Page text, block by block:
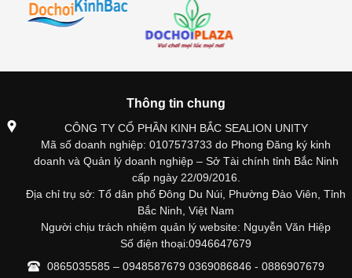
Thông tin chung
CÔNG TY CỔ PHẦN KINH BẮC SEALION UNITY
Mã số doanh nghiệp: 0107573733 do Phong Đăng ký kinh
doanh và Quản lý doanh nghiệp – Sở Tài chính tỉnh Bắc Ninh
cấp ngày 22/09/2016.
Địa chỉ trụ sở: Tổ dân phố Đông Du Núi, Phường Đào Viên, Tỉnh
Bắc Ninh, Việt Nam
Người chịu trách nhiệm quản lý website: Nguyễn Văn Hiệp
Số điện thoại:0946647679
0865035585 – 0948587679 0369086846 - 0886907679